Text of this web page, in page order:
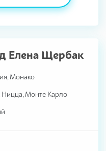
Елена Щербак
Монако
Ницца, Монте Карло